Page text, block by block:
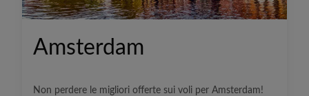
Amsterdam
Non perdere le migliori offerte sui voli per Amsterdam!